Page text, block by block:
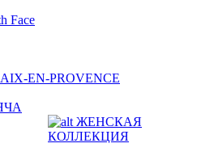
Face
EN-PROVENCE
ЖЕНСКАЯ
КОЛЛЕКЦИЯ